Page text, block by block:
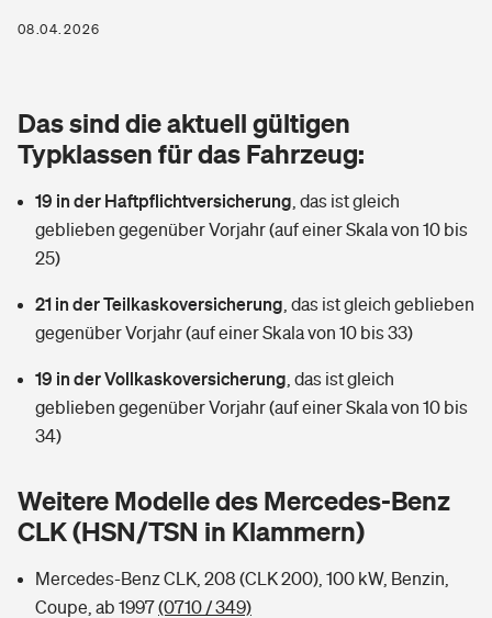
Rentenrechner: Wie viel Geld bekomme ich im Alter?
Wer versichert was: Jetzt Versicherer finden
Sie haben Fragen?
Wärmepumpen versichern
Vermieterrrechtsschutz
Mietkautionsversicherung
Restkreditversicherung
Zur Übersicht
Tools
Wer versichert was: Jetzt Versicherer finden
Sie haben Fragen?
Kinderunfall­ver­si­che­rung
Reiseversicherung
Handyversicherung
Musikinstrumentenversicherung
Zur Übersicht
Tierkrankenversicherung
Zur Übersicht
Sie haben Fragen?
08.04.2026
Das sind die aktuell gültigen
Typklassen für das Fahrzeug:
19 in der Haftpflichtversicherung das ist gleich
geblieben gegenüber Vorjahr (auf einer Skala von 10 bis
25)
21 in der Teilkaskoversicherung das ist gleich geblieben
gegenüber Vorjahr (auf einer Skala von 10 bis 33)
19 in der Vollkaskoversicherung das ist gleich
geblieben gegenüber Vorjahr (auf einer Skala von 10 bis
34)
Weitere Modelle des Mercedes-Benz
CLK (HSN/TSN in Klammern)
Mercedes-Benz CLK, 208 (CLK 200), 100 kW, Benzin,
Coupe, ab 1997(0710 / 349)